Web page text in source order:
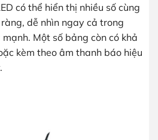
có thể hiển thị nhiều số cùng
dễ nhìn ngay cả trong
Một số bảng còn có khả
kèm theo âm thanh báo hiệu